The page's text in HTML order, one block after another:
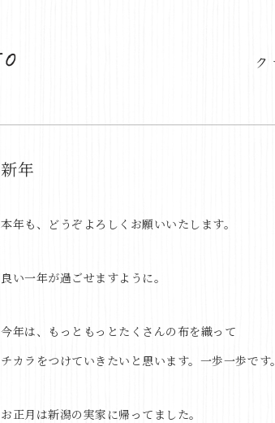
新年
本年も、どうぞよろしくお願いいたします。
良い一年が過ごせますように。
今年は、もっともっとたくさんの布を織って
チカラをつけていきたいと思います。一歩一歩です。
お正月は新潟の実家に帰ってました。